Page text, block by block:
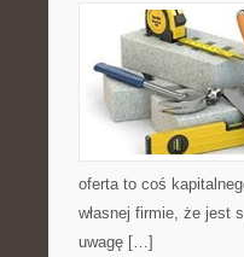
oferta to coś
własnej firmie, że jest
uwagę […]